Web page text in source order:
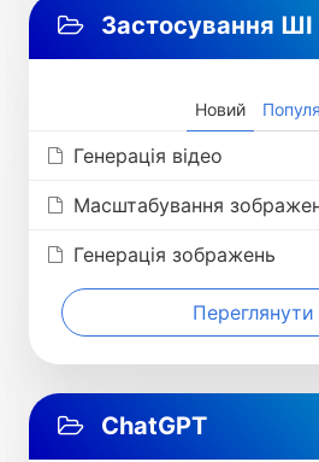
Застосування
Новий
Генерація відео
Масштабування
Генерація зображень
Переглянути
ChatGPT